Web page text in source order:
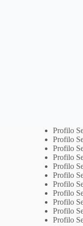
Profilo
Profilo
Profilo
Profilo
Profilo
Profilo
Profilo
Profilo
Profilo
Profilo
Profilo